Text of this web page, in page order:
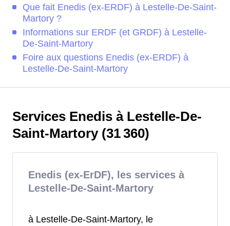
Que fait Enedis (ex-ERDF) à Lestelle-De-Saint-
Martory ?
Informations sur ERDF (et GRDF) à Lestelle-
De-Saint-Martory
Foire aux questions Enedis (ex-ERDF) à
Lestelle-De-Saint-Martory
Services Enedis à Lestelle-De-
Saint-Martory (31 360)
Enedis (ex-ErDF), les services à
Lestelle-De-Saint-Martory
à Lestelle-De-Saint-Martory, le